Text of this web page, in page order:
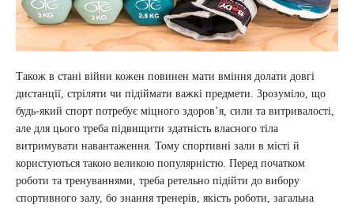
Також в стані війни кожен повинен мати вміння долати довгі
дистанції, стріляти чи підіймати важкі предмети. Зрозуміло, що
будь-який спорт потребує міцного здоров’я, сили та витривалості,
але для цього треба підвищити здатність власного тіла
витримувати навантаження. Тому спортивні зали в місті й
користуються такою великою популярністю. Перед початком
роботи та тренуваннями, треба ретельно підійти до вибору
спортивного залу, бо знання тренерів, якість роботи, загальна